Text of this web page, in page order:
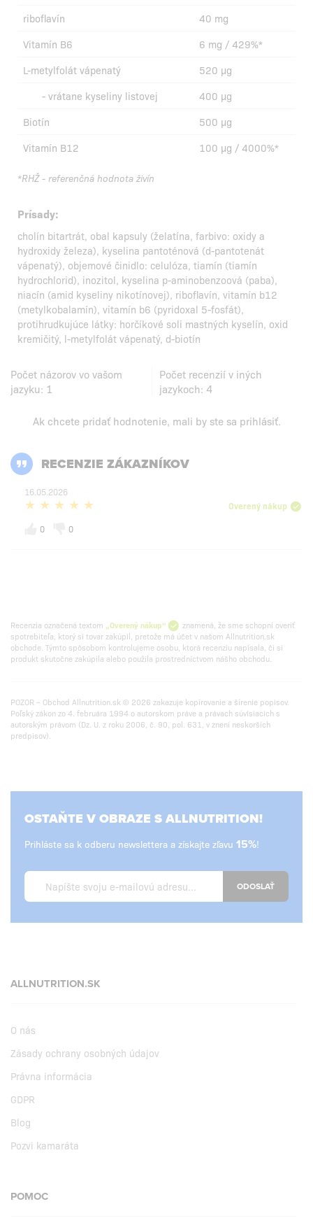
riboflavín
40 mg
Vitamín B6
6 mg / 429%*
L-metylfolát vápenatý
520 µg
- vrátane kyseliny listovej
400 µg
Biotín
500 µg
Vitamín B12
100 µg / 4000%*
*RHŽ - referenčná hodnota živín
Prísady:
cholín bitartrát, obal kapsuly (želatína, farbivo: oxidy a
hydroxidy železa), kyselina pantoténová (d-pantotenát
vápenatý), objemové činidlo: celulóza, tiamín (tiamín
hydrochlorid), inozitol, kyselina p-aminobenzoová (paba),
niacín (amid kyseliny nikotínovej), riboflavín, vitamín b12
(metylkobalamín), vitamín b6 (pyridoxal 5-fosfát),
protihrudkujúce látky: horčíkové soli mastných kyselín, oxid
kremičitý, l-metylfolát vápenatý, d-biotín
Počet názorov vo vašom
jazyku: 1
Počet recenzií v iných
jazykoch: 4
Ak chcete pridať hodnotenie, mali by ste sa prihlásiť.
RECENZIE ZÁKAZNÍKOV
16.05.2026
Overený nákup
0
0
Recenzia označená textom „Overený nákup“
znamená, že sme schopní overiť
spotrebiteľa, ktorý si tovar zakúpil, pretože má účet v našom Allnutrition.sk
obchode. Týmto spôsobom kontrolujeme osobu, ktorá recenziu napísala, či si
produkt skutočne zakúpila alebo použila prostredníctvom nášho obchodu.
POZOR – Obchod Allnutrition.sk © 2026 zakazuje kopírovanie a šírenie popisov.
Poľský zákon zo 4. februára 1994 o autorskom práve a právach súvisiacich s
autorským právom (Dz. U. z roku 2006, č. 90, pol. 631, v znení neskorších
predpisov).
OSTAŇTE V OBRAZE S ALLNUTRITION!
Prihláste sa k odberu newslettera a získajte zľavu 15%!
ODOSLAŤ
ALLNUTRITION.SK
O nás
Zásady ochrany osobných údajov
Právna informácia
GDPR
Blog
Pozvi kamaráta
POMOC